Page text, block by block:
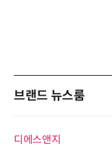
브랜드 뉴스룸
디에스앤지